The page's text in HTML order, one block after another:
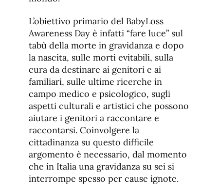
L’obiettivo primario del BabyLoss
Awareness Day è infatti “fare luce” sul
tabù della morte in gravidanza e dopo
la nascita, sulle morti evitabili, sulla
cura da destinare ai genitori e ai
familiari, sulle ultime ricerche in
campo medico e psicologico, sugli
aspetti culturali e artistici che possono
aiutare i genitori a raccontare e
raccontarsi. Coinvolgere la
cittadinanza su questo difficile
argomento è necessario, dal momento
che in Italia una gravidanza su sei si
interrompe spesso per cause ignote.